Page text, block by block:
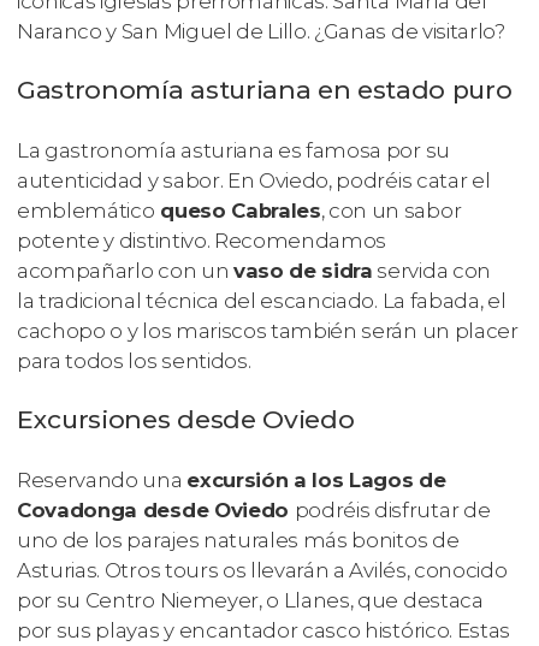
Naranco y San Miguel de Lillo. ¿Ganas de visitarlo?
Gastronomía asturiana en estado puro
La gastronomía asturiana es famosa por su
autenticidad y sabor. En Oviedo, podréis catar el
emblemático queso Cabrales, con un sabor
potente y distintivo. Recomendamos
acompañarlo con un vaso de sidra servida con
la tradicional técnica del escanciado. La fabada, el
cachopo o y los mariscos también serán un placer
para todos los sentidos.
Excursiones desde Oviedo
Reservando una excursión a los Lagos de
Covadonga desde Oviedo podréis disfrutar de
uno de los parajes naturales más bonitos de
Asturias. Otros tours os llevarán a Avilés, conocido
por su Centro Niemeyer, o Llanes, que destaca
por sus playas y encantador casco histórico. Estas